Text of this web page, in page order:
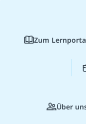
Zum
Über